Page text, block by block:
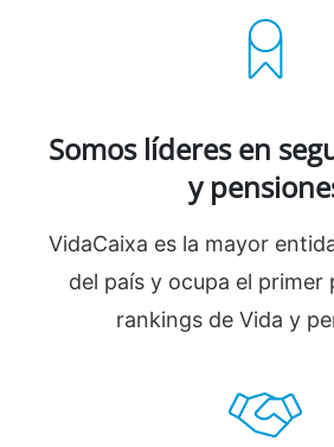
Somos líderes en
y
VidaCaixa es la mayor
del país y ocupa el primer
rankings de Vida y